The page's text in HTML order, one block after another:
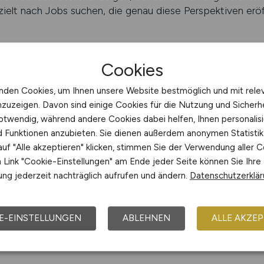
nach Jobs suchen, die genau diese Perspektiven
finden
der Meisterausbildung
sind vielfältig und betreffen nicht nur die
Beruf. Zu den wichtigsten Vorteilen gehören:
Meister verdienen in der Regel deutlich mehr als
an qualifizierten Meistern ist in nahezu allen
ist es möglich, einen eigenen Betrieb zu
Meistertitel genießt hohes Ansehen bei Kunden,
Ob im klassischen Handwerksbetrieb, in der Industrie
Cookies
Cookies, um Ihnen unsere Website bestmöglich und mit
Davon sind einige Cookies für die Nutzung und
während andere Cookies dabei helfen, Ihnen
Funktionen anzubieten. Sie dienen außerdem anonymen
"Alle akzeptieren" klicken, stimmen Sie der Verwendung aller
"Cookie-Einstellungen" am Ende jeder Seite können Sie Ihre
jederzeit nachträglich aufrufen und ändern.
EINSTELLUNGEN ABLEHNEN ALLE